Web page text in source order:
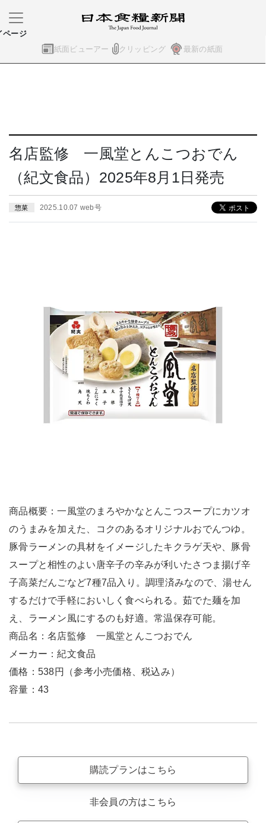
紙面ビューアー クリッピング 最新の紙面
ページ
名店監修 一風堂とんこつおでん
（紀文食品）2025年8月1日発売
惣菜 2025.10.07 web号
商品概要：一風堂のまろやかなとんこつスープにカツオ
のうまみを加えた、コクのあるオリジナルおでんつゆ。
豚骨ラーメンの具材をイメージしたキクラゲ天や、豚骨
スープと相性のよい唐辛子の辛みが利いたさつま揚げ辛
子高菜だんごなど7種7品入り。調理済みなので、湯せん
するだけで手軽においしく食べられる。茹でた麺を加
え、ラーメン風にするのも好適。常温保存可能。
商品名：名店監修 一風堂とんこつおでん
メーカー：紀文食品
価格：538円（参考小売価格、税込み）
容量：43
購読プランはこちら
非会員の方はこちら